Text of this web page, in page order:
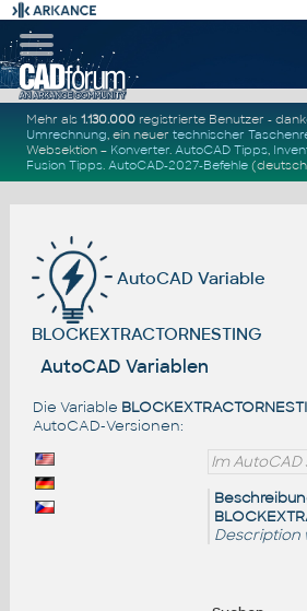
Mehr als1.130.000 registrierte Benutzer -
Umrechnung, ein neuertechnischer
Websektion – Konverter.AutoCAD Tipps,
Fusion Tipps.AutoCAD-2027-Befehle
AutoCAD Variable
BLOCKEXTRACTORNESTING
AutoCAD Variablen
Die Variable
AutoCAD-Versionen:
Im AutoCAD
Description